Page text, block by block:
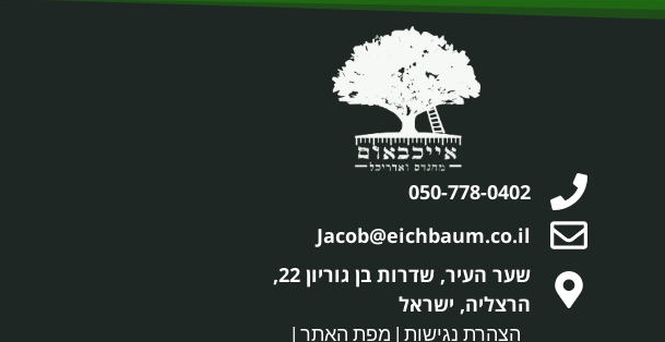
050-778-0402
Jacob@eichbaum.co.il
שער העיר, שדרות בן גוריון 22,
הרצליה, ישראל
הצהרת נגישות | מפת האתר |